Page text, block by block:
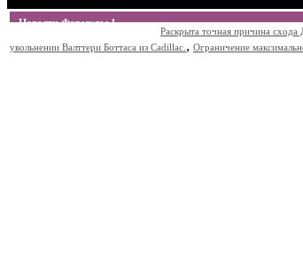
Новости Формулы 1
Раскрыта точная причина схода
увольнении Валттери Боттаса из Cadillac. , Ограничение